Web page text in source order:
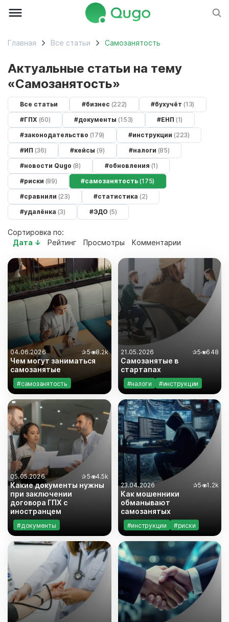
Главная Все статьи самозанятость
Актуальные статьи на тему
самозанятость
Все статьи #бизнес (222) #бухучёт(13)
#ГПХ (60) #документы(153) #ЕНП (1)
#законодательство (179) #инструкции(223)
#ИП (36) #кейсы(9) #налоги (85)
#новости Qugo (8) #обновления (1)
#риски (89) #самозанятость(175)
#сравнили (23) #статистика(2)
#удалёнка (3) #ЭДО (5)
Сортировка по:
Дата ↓
Рейтинг Просмотры Комментарии
04.06.2026 ✰5 8.2k
Чем могут заниматься
самозанятые
#самозанятость
21.05.2026 ✰5 648
Самозанятые в
стартапах
#налоги
#инструкции
#бизнес
#документы
#законодательство
#риски
#самозанятость
05.05.2026 ✰5 4.5k
Какие документы нужны
при заключении
договора ГПХ с
иностранцем
#документы
#законодательство
#инструкции
#риски
#самозанятость
23.04.2026 ✰5 1.2k
Как мошенники
обманывают
самозанятых
#инструкции
#риски
#самозанятость